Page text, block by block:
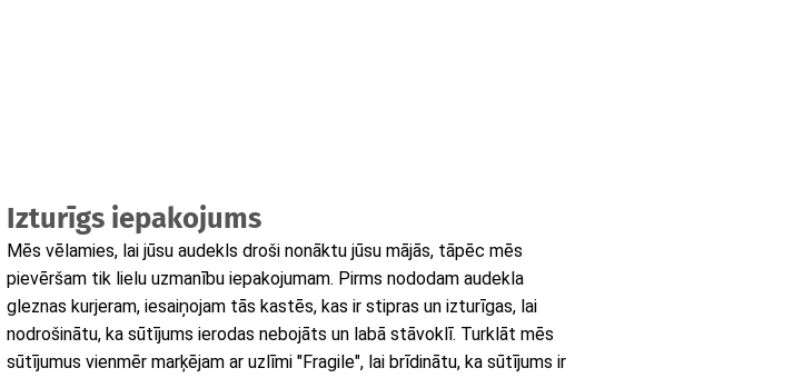
Izturīgs iepakojums
Mēs vēlamies, lai jūsu audekls droši nonāktu jūsu mājās, tāpēc mēs
pievēršam tik lielu uzmanību iepakojumam. Pirms nododam audekla
gleznas kurjeram, iesaiņojam tās kastēs, kas ir stipras un izturīgas, lai
nodrošinātu, ka sūtījums ierodas nebojāts un labā stāvoklī. Turklāt mēs
sūtījumus vienmēr marķējam ar uzlīmi "Fragile", lai brīdinātu, ka sūtījums ir